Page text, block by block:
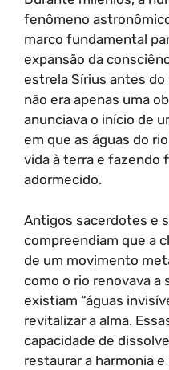
fenômeno
marco fundamental
expansão da
estrela Sírius antes
não era apenas uma
anunciava o início de
em que as águas do
vida à terra e fazendo
adormecido.
Antigos sacerdotes e
compreendiam que a
de um movimento
como o rio renovava
existiam “águas
revitalizar a alma.
capacidade de
restaurar a harmonia